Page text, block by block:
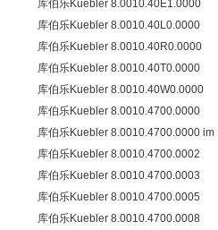
库伯乐Kuebler 8.0010.40E1.0000
库伯乐Kuebler 8.0010.40L0.0000
库伯乐Kuebler 8.0010.40R0.0000
库伯乐Kuebler 8.0010.40T0.0000
库伯乐Kuebler 8.0010.40W0.0000
库伯乐Kuebler 8.0010.4700.0000
库伯乐Kuebler 8.0010.4700.0000
库伯乐Kuebler 8.0010.4700.0002
库伯乐Kuebler 8.0010.4700.0003
库伯乐Kuebler 8.0010.4700.0005
库伯乐Kuebler 8.0010.4700.0008